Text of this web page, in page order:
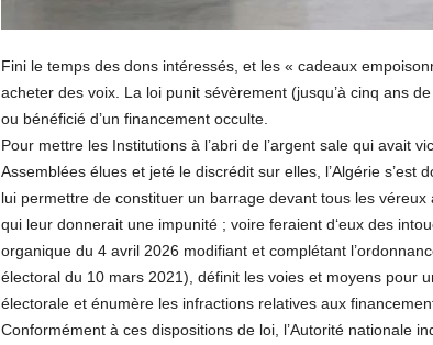
Fini le temps des dons intéressés, et les « cadeaux
acheter des voix. La loi punit sévèrement (jusqu’à cinq ans
ou bénéficié d’un financement occulte.
Pour mettre les Institutions à l’abri de l’argent sale qui avait
Assemblées élues et jeté le discrédit sur elles, l’Algérie s’est
lui permettre de constituer un barrage devant tous les
qui leur donnerait une impunité ; voire feraient d‘eux des
organique du 4 avril 2026 modifiant et complétant
électoral du 10 mars 2021), définit les voies et moyens pour
électorale et énumère les infractions relatives aux
Conformément à ces dispositions de loi, l’Autorité nationale